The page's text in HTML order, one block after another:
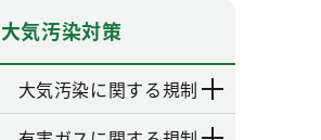
Clear Skyサポーターについて
大気汚染対策
大気汚染に関する規制